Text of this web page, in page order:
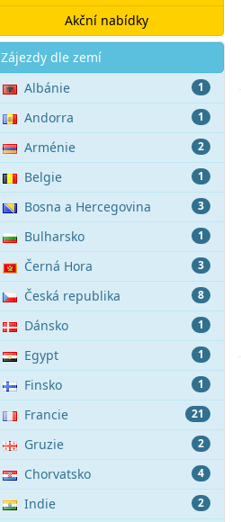
Akční nabídky
Akce
Zájezdy dle zemí
1
Albánie
1
Andorra
2
Arménie
1
Belgie
3
Bosna a Hercegovina
1
Bulharsko
3
Černá Hora
8
Česká republika
1
Dánsko
1
Egypt
1
Finsko
21
Francie
2
Gruzie
4
Chorvatsko
2
Indie